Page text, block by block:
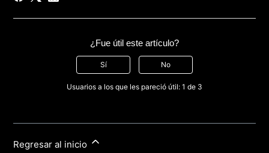
¿Fue útil este artículo?
Sí No
Usuarios a los que les pareció útil: 1 de 3
Regresar al inicio